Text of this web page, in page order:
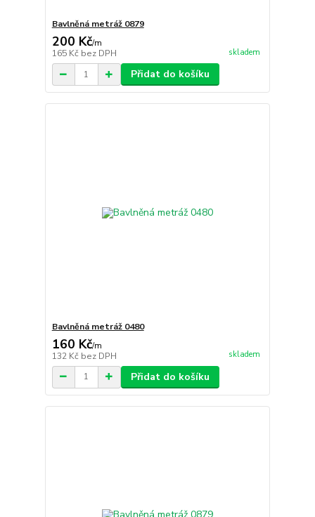
Bavlněná metráž 0879
200 Kč/m
165 Kč bez DPH skladem
Přidat do košíku
Bavlněná metráž 0480
160 Kč/m
132 Kč bez DPH skladem
Přidat do košíku